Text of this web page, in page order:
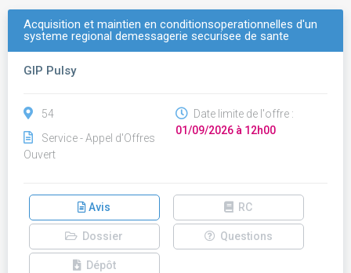
Acquisition et maintien en conditionsoperationnelles d'un
systeme regional demessagerie securisee de sante
GIP Pulsy
54
Service - Appel d'Offres
Ouvert
Date limite de l'offre :
01/09/2026 à 12h00
Avis RC
Dossier Questions
Dépôt